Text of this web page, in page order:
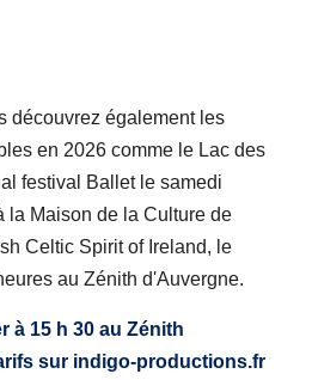
découvrez également les
en 2026 comme le Lac des
festival Ballet le samedi
la Maison de la Culture de
Celtic Spirit of Ireland, le
au Zénith d'Auvergne.
à 15 h 30 au Zénith
sur indigo-productions.fr